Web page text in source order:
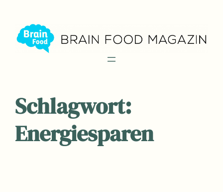
Inhalt
springen
Schlagwort:
Energiesparen